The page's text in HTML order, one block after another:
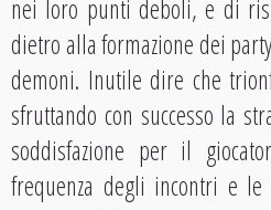
nei loro punti deboli, e di
dietro alla formazione dei
demoni. Inutile dire che
sfruttando con successo la
soddisfazione per il
frequenza degli incontri e